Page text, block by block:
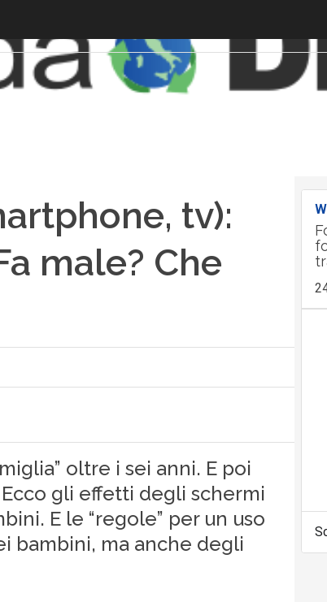
tv):
male? Che
oltre i sei anni. E poi
gli effetti degli schermi
E le “regole” per un uso
bambini, ma anche degli